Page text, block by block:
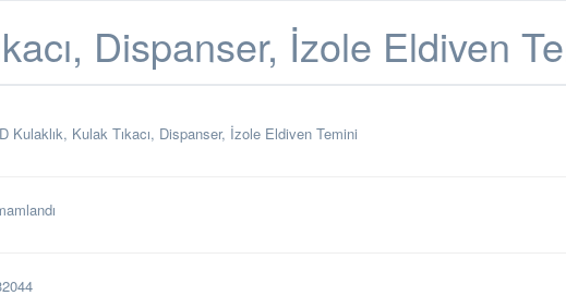
Dispanser, İzole Eldiven
Kulaklık, Kulak Tıkacı, Dispanser, İzole Eldiven Temini